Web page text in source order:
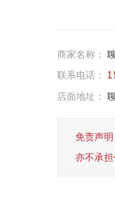
商家名称：
联系电话：
店面地址：
免责声
亦不承担